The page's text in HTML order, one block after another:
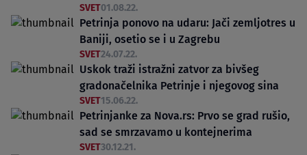
SVET01.08.22.
Petrinja ponovo na udaru: Jači zemljotres u
Baniji, osetio se i u Zagrebu
SVET24.07.22.
Uskok traži istražni zatvor za bivšeg
gradonačelnika Petrinje i njegovog sina
SVET15.06.22.
Petrinjanke za Nova.rs: Prvo se grad rušio,
sad se smrzavamo u kontejnerima
SVET30.12.21.